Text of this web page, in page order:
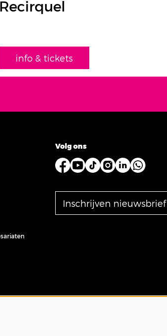
Recirquel
info & tickets
Volg ons
Inschrijven nieuwsbrief